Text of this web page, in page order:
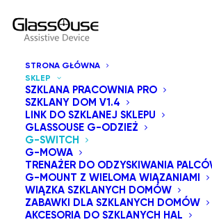
STRONA GŁÓWNA
SKLEP
SZKLANA PRACOWNIA PRO
SZKLANY DOM V1.4
LINK DO SZKLANEJ SKLEPU
GLASSOUSE G-ODZIEŻ
G-SWITCH
G-MOWA
TRENAŻER DO ODZYSKIWANIA
G-MOUNT Z WIELOMA WIĄZANIAMI
WIĄZKA SZKLANYCH DOMÓW
ZABAWKI DLA SZKLANYCH DOMÓW
AKCESORIA DO SZKLANYCH HAL
Poznaj najnowsze przełączniki
GlassOuse z serii G-Switch. W tej
przełącznik zgryzowy, przełącznik
przełącznik palcowy, przełącznik
naciskowy, przełącznik poduszkowy,